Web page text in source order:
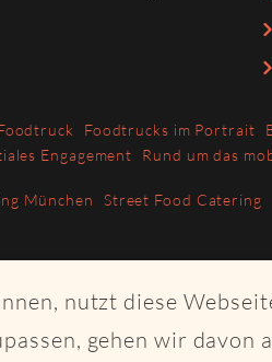
nutzt diese
gehen wir davon
Foodtrucks im Portrait
Engagement Rund um das
München Street Food Catering